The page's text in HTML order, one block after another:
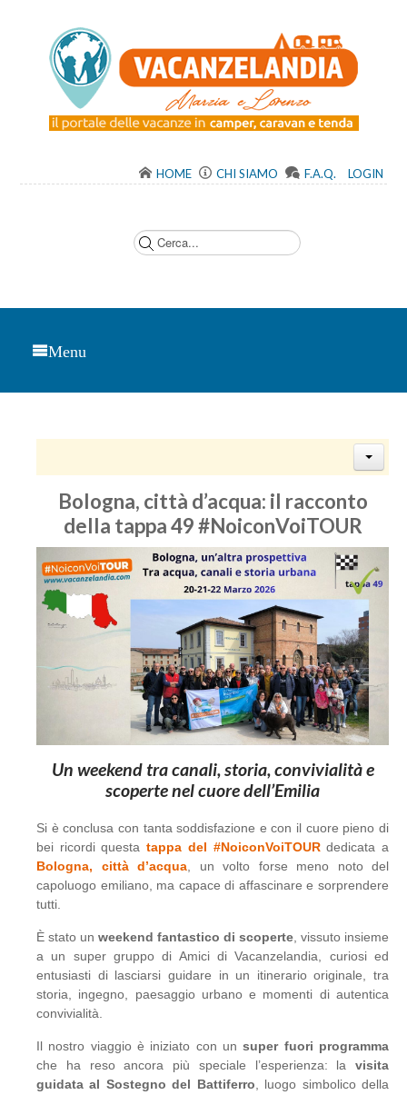
HOME CHI SIAMO F.A.Q. LOGIN
Menu
Bologna, città d’acqua: il racconto
della tappa 49 #NoiconVoiTOUR
Un weekend tra canali, storia, convivialità e
scoperte nel cuore dell’Emilia
Si è conclusa con tanta soddisfazione e con il cuore pieno di
bei ricordi questatappa del #NoiconVoiTOURdedicata a
Bologna, città d’acqua, un volto forse meno noto del
capoluogo emiliano, ma capace di affascinare e sorprendere
tutti.
È stato un weekend fantastico di scoperte, vissuto insieme
a un super gruppo di Amici di Vacanzelandia, curiosi ed
entusiasti di lasciarsi guidare in un itinerario originale, tra
storia, ingegno, paesaggio urbano e momenti di autentica
convivialità.
Il nostro viaggio è iniziato con unsuper fuori programma
che ha reso ancora più speciale l’esperienza: la visita
guidata al Sostegno del Battiferro, luogo simbolico della